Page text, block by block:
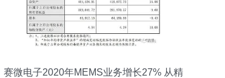
赛微电子2020年MEMS业务增长27% 从精